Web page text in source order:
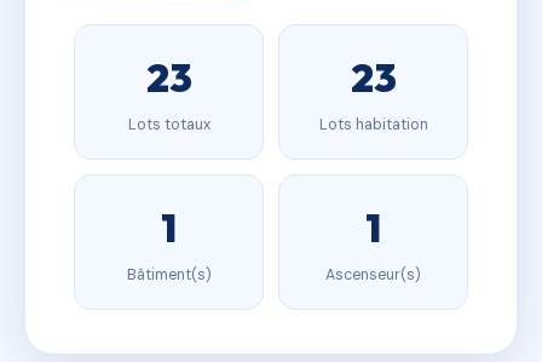
23
Lots totaux
23
Lots habitation
1
Bâtiment(s)
1
Ascenseur(s)